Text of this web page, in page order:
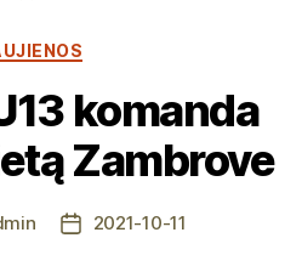
Kategorijos
komanda
Zambrove
Įrašo2021-10-11